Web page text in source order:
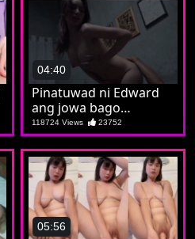
04:40
Pinatuwad ni Edward
ang jowa bago
mapatawad sa
pagkahitad
118724 Views 23752
05:56